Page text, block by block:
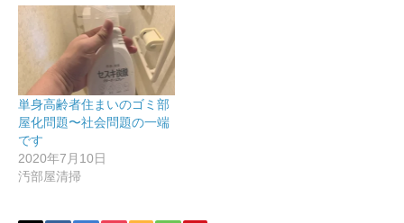
単身高齢者住まいのゴミ部
屋化問題〜社会問題の一端
です
2020年7月10日
汚部屋清掃